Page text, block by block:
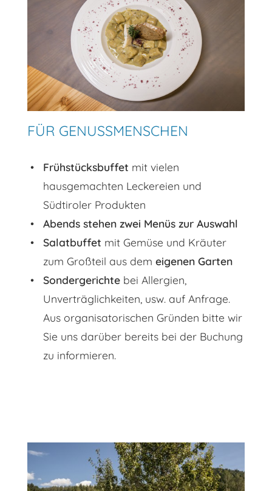
FÜR GENUSSMENSCHEN
Frühstücksbuffet mit vielen
hausgemachten Leckereien und
Südtiroler Produkten
Abends stehen zwei Menüs zur Auswahl
Salatbuffet mit Gemüse und Kräuter
zum Großteil aus dem eigenen Garten
Sondergerichte bei Allergien,
Unverträglichkeiten, usw. auf Anfrage.
Aus organisatorischen Gründen bitte wir
Sie uns darüber bereits bei der Buchung
zu informieren.